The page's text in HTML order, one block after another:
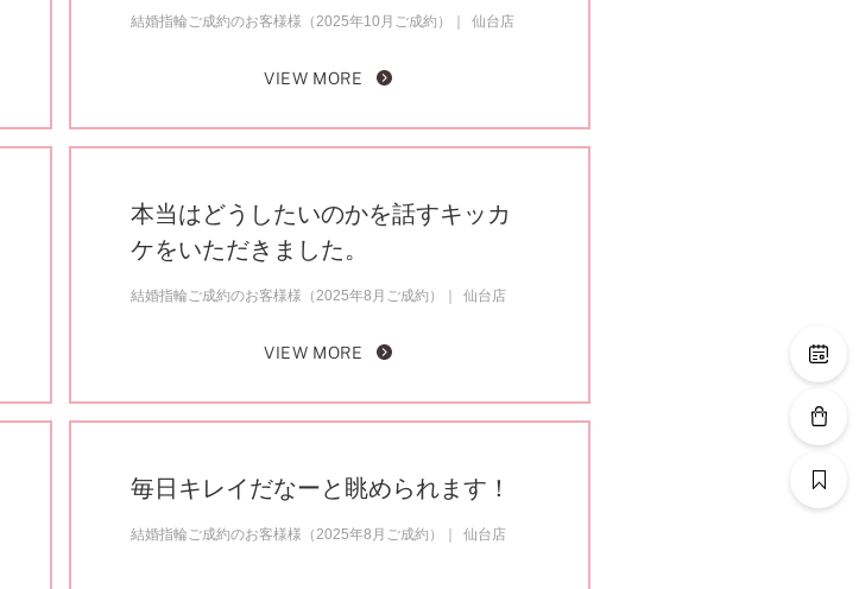
結婚指輪ご成約のお客様様（2025年10月ご成約） 仙台店
VIEW MORE
本当はどうしたいのかを話すキッカ
ケをいただきました。
結婚指輪ご成約のお客様様（2025年8月ご成約） 仙台店
VIEW MORE
毎日キレイだなーと眺められます！
結婚指輪ご成約のお客様様（2025年8月ご成約） 仙台店